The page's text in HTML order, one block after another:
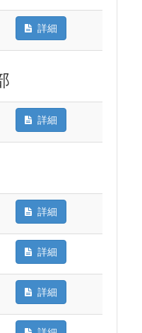
詳細
詳細
詳細
詳細
詳細